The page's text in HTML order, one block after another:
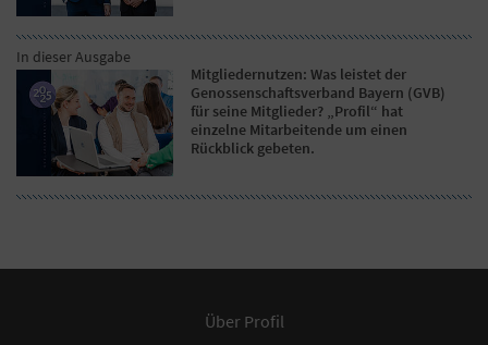
In dieser Ausgabe
Mitgliedernutzen: Was leistet der
Genossenschaftsverband Bayern (GVB)
für seine Mitglieder? „Profil“ hat
einzelne Mitarbeitende um einen
Rückblick gebeten.
Über Profil